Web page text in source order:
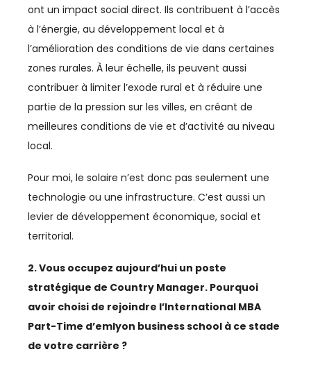
CLIMAT
COMMERCE / DISTRIBUTION
COMMERCE INTERNATIONAL
COMMUNICATION
CONSO
COUPE DU MONDE
COUPE DU MONDE 2023
CULTURE
CYBERSÉCURITÉ
DÉVELOPPEMENT HUMAIN
ont un impact social direct. Ils contribuent à l’accès
à l’énergie, au développement local et à
l’amélioration des conditions de vie dans certaines
zones rurales. À leur échelle, ils peuvent aussi
contribuer à limiter l’exode rural et à réduire une
partie de la pression sur les villes, en créant de
meilleures conditions de vie et d’activité au niveau
local.
Pour moi, le solaire n’est donc pas seulement une
technologie ou une infrastructure. C’est aussi un
levier de développement économique, social et
territorial.
2. Vous occupez aujourd’hui un poste
stratégique de Country Manager. Pourquoi
avoir choisi de rejoindre l’International MBA
Part-Time d’emlyon business school à ce stade
de votre carrière ?